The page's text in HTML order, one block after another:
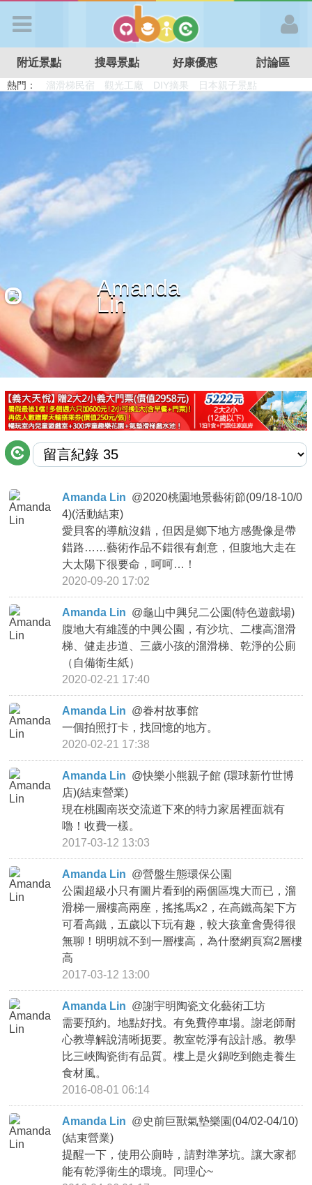
APP登入
首 頁
搜尋景點
好康優惠
最新留言
商家合作
推薦景點
討論區
聯絡我們
APP下載
附近景點 搜尋景點 好康優惠 討論區
熱門： 溜滑梯民宿 觀光工廠 DIY摘果
日本親子景點
特色遊戲場
親子住房優惠 台北親子餐廳 溫泉泡湯SPA
Amanda
Lin
Amanda Lin @2020桃園地景藝術節(09/18-10/0
4)(活動結束)
愛貝客的導航沒錯，但因是鄉下地方感覺像是帶
錯路……藝術作品不錯很有創意，但腹地大走在
大太陽下很要命，呵呵…！
2020-09-20 17:02
Amanda Lin @龜山中興兒二公園(特色遊戲場)
腹地大有維護的中興公園，有沙坑、二樓高溜滑
梯、健走步道、三歲小孩的溜滑梯、乾淨的公廁
（自備衛生紙）
2020-02-21 17:40
Amanda Lin @眷村故事館
一個拍照打卡，找回憶的地方。
2020-02-21 17:38
Amanda Lin @快樂小熊親子館 (環球新竹世博
店)(結束營業)
現在桃園南崁交流道下來的特力家居裡面就有
嚕！收費一樣。
2017-03-12 13:03
Amanda Lin @營盤生態環保公園
公園超級小只有圖片看到的兩個區塊大而已，溜
滑梯一層樓高兩座，搖搖馬x2，在高鐵高架下方
可看高鐵，五歲以下玩有趣，較大孩童會覺得很
無聊！明明就不到一層樓高，為什麼網頁寫2層樓
高
2017-03-12 13:00
Amanda Lin @謝宇明陶瓷文化藝術工坊
需要預約。地點好找。有免費停車場。謝老師耐
心教導解說清晰扼要。教室乾淨有設計感。教學
比三峽陶瓷街有品質。樓上是火鍋吃到飽走養生
食材風。
2016-08-01 06:14
Amanda Lin @史前巨獸氣墊樂園(04/02-04/10)
(結束營業)
提醒一下，使用公廁時，請對準茅坑。讓大家都
能有乾淨衛生的環境。同理心~